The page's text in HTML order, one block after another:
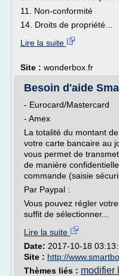
11. Non-conformité
14. Droits de propriété...
Lire la suite
Site : wonderbox.fr
Besoin d'aide
- Eurocard/Mastercard
- Amex
La totalité du montant
votre carte bancaire au
vous permet de
de manière
commande (saisie
Par Paypal :
Vous pouvez régler
suffit de sélectionner...
Lire la suite
Date: 2017-10-18
Site : http://
Thèmes liés : modifier